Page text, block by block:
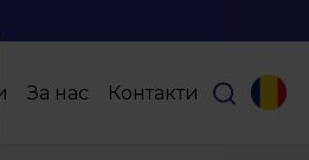
За нас Контакти